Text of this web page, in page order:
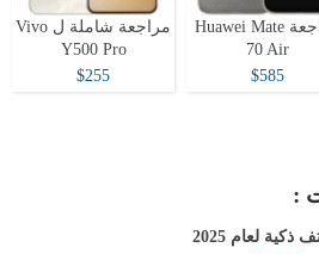
مراجعة Huawei Mate
70 Air
$585
مراجعة شاملة ل Vivo
Y500 Pro
$255
: